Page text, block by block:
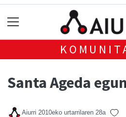
Santa Ageda
Aiurri 2010eko urtarrilaren 28a